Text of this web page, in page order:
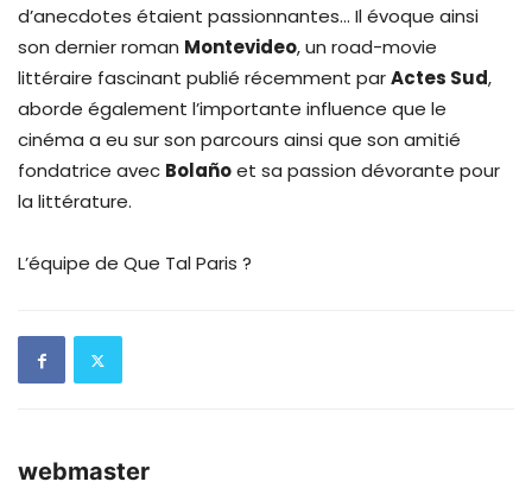
d’anecdotes étaient passionnantes… Il évoque ainsi
son dernier roman Montevideo, un road-movie
littéraire fascinant publié récemment parActes Sud,
aborde également l’importante influence que le
cinéma a eu sur son parcours ainsi que son amitié
fondatrice avec Bolañoet sa passion dévorante pour
la littérature.
L’équipe de Que Tal Paris ?
webmaster